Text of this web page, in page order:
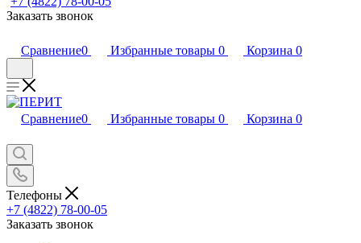
Заказать звонок
Сравнение0 Избранные товары 0 Корзина 0
Сравнение0 Избранные товары 0 Корзина 0
Телефоны
+7 (4822) 78-00-05
Заказать звонок